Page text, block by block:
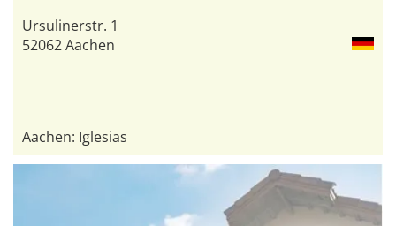
Ursulinerstr. 1
52062 Aachen
Aachen: Iglesias